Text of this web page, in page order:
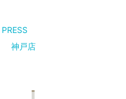
PRESS
神戸店